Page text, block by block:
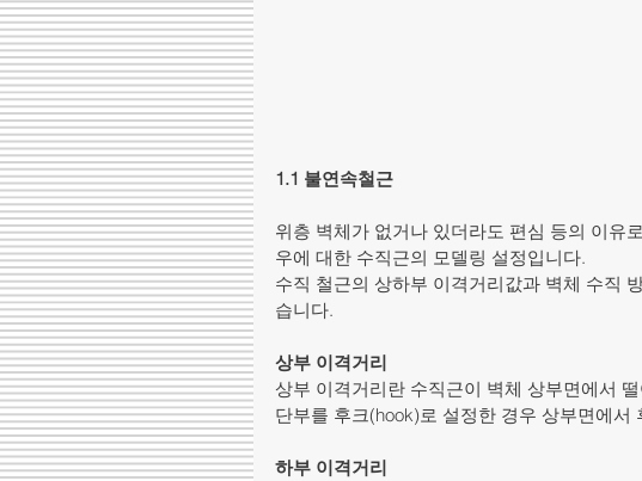
1.1 불연속철근
위층 벽체가 없거나 있더라도 편심 등의 이유
우에 대한 수직근의 모델링 설정입니다.
수직 철근의 상하부 이격거리값과 벽체 수직
습니다.
상부 이격거리
상부 이격거리란 수직근이 벽체 상부면에서
단부를 후크(hook)로 설정한 경우 상부면에서
하부 이격거리